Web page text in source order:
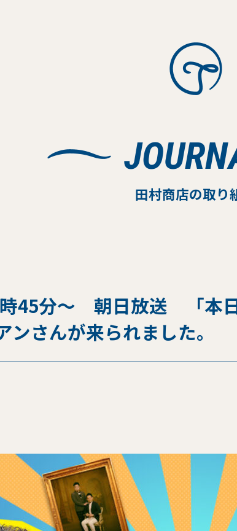
田村商店の取り
時45分～ 朝日放送 「本
さんが来られました。